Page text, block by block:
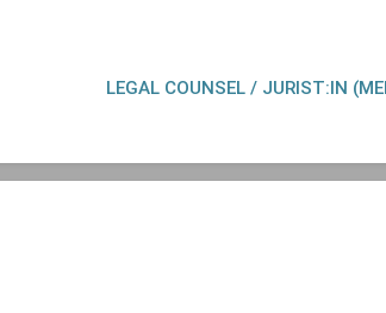
LEGAL COUNSEL / JURIST:IN